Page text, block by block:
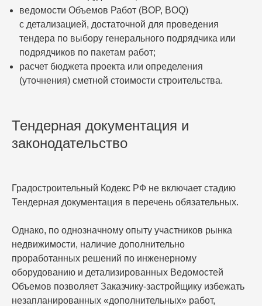
ведомости Объемов Работ (BOP, BOQ)
с детализацией, достаточной для проведения
тендера по выбору генерального подрядчика или
подрядчиков по пакетам работ;
расчет бюджета проекта или определения
(уточнения) сметной стоимости строительства.
Тендерная документация и
законодательство
Градостроительный Кодекс РФ не включает стадию
Тендерная документация в перечень обязательных.
Однако, по однозначному опыту участников рынка
недвижимости, наличие дополнительно
проработанных решений по инженерному
оборудованию и детализированных Ведомостей
Объемов позволяет Заказчику-застройщику избежать
незапланированных «дополнительных» работ,